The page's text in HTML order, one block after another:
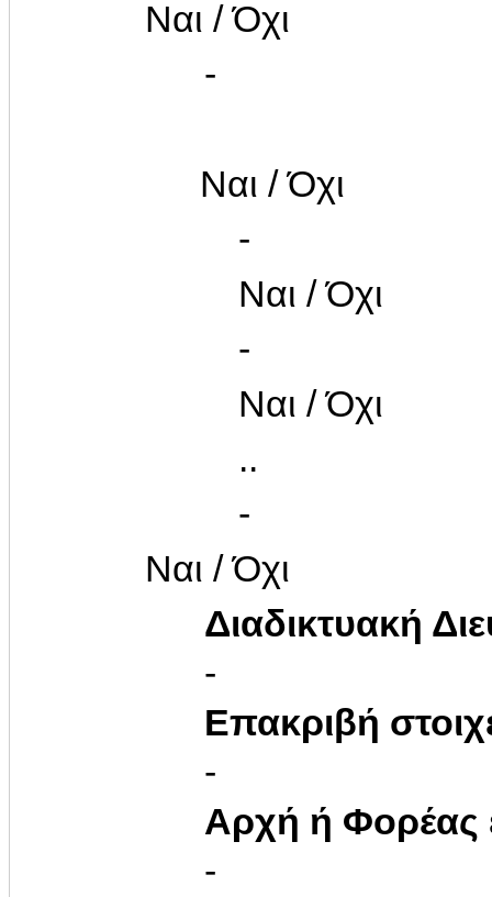
Ναι / Όχι
-
Ναι / Όχι
-
Ναι / Όχι
-
Ναι / Όχι
..
-
Ναι / Όχι
Διαδικτυακή
-
Επακριβή
-
Αρχή ή Φορέας
-